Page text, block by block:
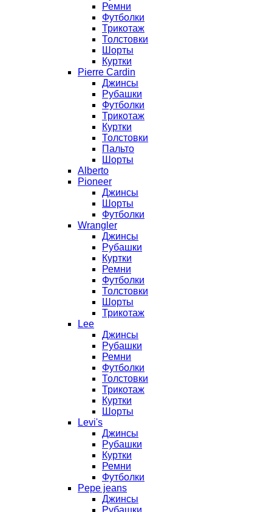
Ремни
Футболки
Трикотаж
Толстовки
Шорты
Куртки
Pierre Cardin
Джинсы
Рубашки
Футболки
Трикотаж
Куртки
Толстовки
Пальто
Шорты
Alberto
Pioneer
Джинсы
Шорты
Футболки
Wrangler
Джинсы
Рубашки
Куртки
Ремни
Футболки
Толстовки
Шорты
Трикотаж
Lee
Джинсы
Рубашки
Ремни
Футболки
Толстовки
Трикотаж
Куртки
Шорты
Levi's
Джинсы
Рубашки
Куртки
Ремни
Футболки
Pepe jeans
Джинсы